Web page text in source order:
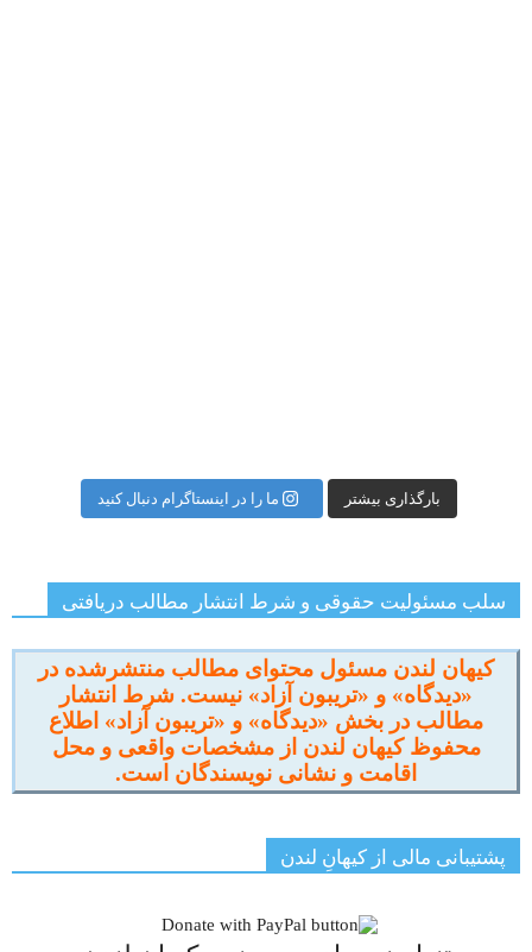
بارگذاری بیشتر ما را در اینستاگرام دنبال کنید
سلب مسئولیت حقوقی و شرط انتشار مطالب دریافتی
کیهان لندن مسئول محتوای مطالب منتشرشده در
«دیدگاه» و «تریبون آزاد» نیست. شرط انتشار
مطالب در بخش «دیدگاه» و «تریبون آزاد» اطلاع
محفوظ کیهان لندن از مشخصات واقعی و محل
اقامت و نشانی نویسندگان است.
پشتیبانی مالی از کیهانِ لندن